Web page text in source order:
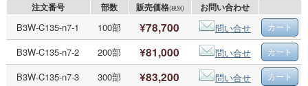
注文番号 部数 販売価格(税別) お問い合わせ
B3W-C135-n7-1 100部 ¥78,700
問い合せ
B3W-C135-n7-2
200部 ¥81,000
問い合せ
B3W-C135-n7-3
300部 ¥83,200
問い合せ